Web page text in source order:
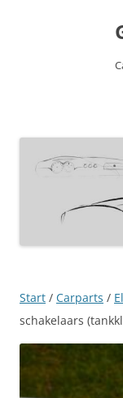
Start / Carparts /
schakelaars